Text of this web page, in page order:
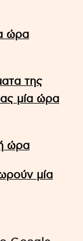
ώρα
της
μία ώρα
ώρα
μία